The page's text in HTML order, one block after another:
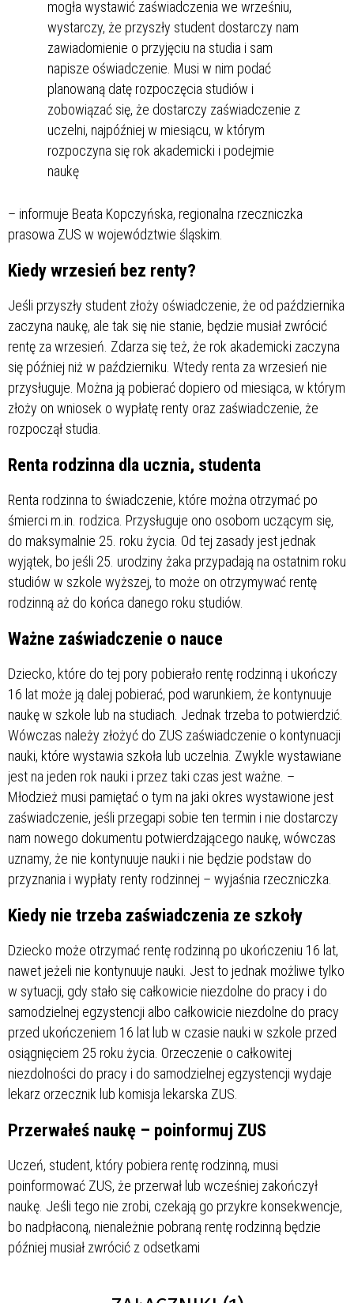
mogła wystawić zaświadczenia we wrześniu,
wystarczy, że przyszły student dostarczy nam
zawiadomienie o przyjęciu na studia i sam
napisze oświadczenie. Musi w nim podać
planowaną datę rozpoczęcia studiów i
zobowiązać się, że dostarczy zaświadczenie z
uczelni, najpóźniej w miesiącu, w którym
rozpoczyna się rok akademicki i podejmie
naukę
– informuje Beata Kopczyńska, regionalna rzeczniczka
prasowa ZUS w województwie śląskim.
Kiedy wrzesień bez renty?
Jeśli przyszły student złoży oświadczenie, że od października
zaczyna naukę, ale tak się nie stanie, będzie musiał zwrócić
rentę za wrzesień. Zdarza się też, że rok akademicki zaczyna
się później niż w październiku. Wtedy renta za wrzesień nie
przysługuje. Można ją pobierać dopiero od miesiąca, w którym
złoży on wniosek o wypłatę renty oraz zaświadczenie, że
rozpoczął studia.
Renta rodzinna dla ucznia, studenta
Renta rodzinna to świadczenie, które można otrzymać po
śmierci m.in. rodzica. Przysługuje ono osobom uczącym się,
do maksymalnie 25. roku życia. Od tej zasady jest jednak
wyjątek, bo jeśli 25. urodziny żaka przypadają na ostatnim roku
studiów w szkole wyższej, to może on otrzymywać rentę
rodzinną aż do końca danego roku studiów.
Ważne zaświadczenie o nauce
Dziecko, które do tej pory pobierało rentę rodzinną i ukończy
16 lat może ją dalej pobierać, pod warunkiem, że kontynuuje
naukę w szkole lub na studiach. Jednak trzeba to potwierdzić.
Wówczas należy złożyć do ZUS zaświadczenie o kontynuacji
nauki, które wystawia szkoła lub uczelnia. Zwykle wystawiane
jest na jeden rok nauki i przez taki czas jest ważne. –
Młodzież musi pamiętać o tym na jaki okres wystawione jest
zaświadczenie, jeśli przegapi sobie ten termin i nie dostarczy
nam nowego dokumentu potwierdzającego naukę, wówczas
uznamy, że nie kontynuuje nauki i nie będzie podstaw do
przyznania i wypłaty renty rodzinnej – wyjaśnia rzeczniczka.
Kiedy nie trzeba zaświadczenia ze szkoły
Dziecko może otrzymać rentę rodzinną po ukończeniu 16 lat,
nawet jeżeli nie kontynuuje nauki. Jest to jednak możliwe tylko
w sytuacji, gdy stało się całkowicie niezdolne do pracy i do
samodzielnej egzystencji albo całkowicie niezdolne do pracy
przed ukończeniem 16 lat lub w czasie nauki w szkole przed
osiągnięciem 25 roku życia. Orzeczenie o całkowitej
niezdolności do pracy i do samodzielnej egzystencji wydaje
lekarz orzecznik lub komisja lekarska ZUS.
Przerwałeś naukę – poinformuj ZUS
Uczeń, student, który pobiera rentę rodzinną, musi
poinformować ZUS, że przerwał lub wcześniej zakończył
naukę. Jeśli tego nie zrobi, czekają go przykre konsekwencje,
bo nadpłaconą, nienależnie pobraną rentę rodzinną będzie
później musiał zwrócić z odsetkami